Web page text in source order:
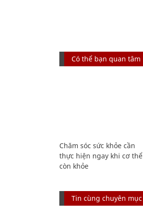
Có thể bạn quan tâm
Chăm sóc sức khỏe cần
thực hiện ngay khi cơ thể
còn khỏe
Tin cùng chuyên mục